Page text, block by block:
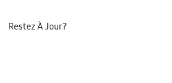
Restez À Jour?